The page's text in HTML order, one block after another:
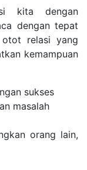
kita dengan
dengan tepat
relasi yang
kemampuan
sukses
masalah
orang lain,